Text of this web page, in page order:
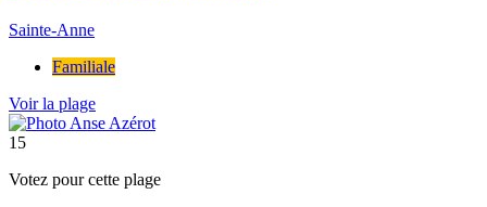
Sainte-Anne
Familiale
Voir la plage
15
Votez pour cette plage